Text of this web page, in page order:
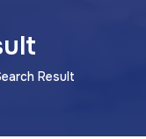
Result